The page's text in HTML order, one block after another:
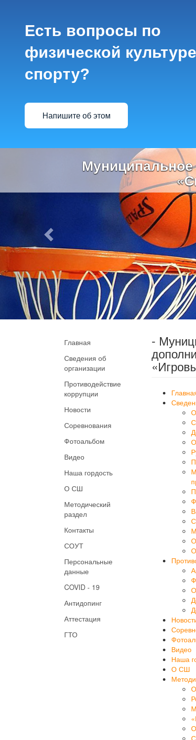
Есть вопросы по
физической
спорту?
Напишите об этом
Главная
Сведения об
организации
Противодействие
коррупции
Новости
Соревнования
Фотоальбом
Видео
Наша гордость
О СШ
Методический
раздел
Контакты
СОУТ
Персональные
данные
COVID - 19
Антидопинг
Аттестация
ГТО
-
Видео
Наша
О СШ